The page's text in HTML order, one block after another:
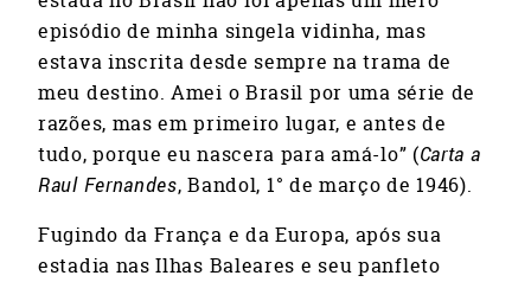
episódio de minha singela vidinha, mas
estava inscrita desde sempre na trama de
meu destino. Amei o Brasil por uma série de
razões, mas em primeiro lugar, e antes de
tudo, porque eu nascera para amá-lo” (Carta a
Raul Fernandes, Bandol, 1° de março de 1946).
Fugindo da França e da Europa, após sua
estadia nas Ilhas Baleares e seu panfleto